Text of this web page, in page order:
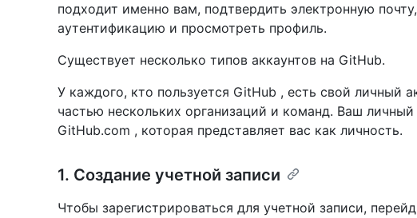
подходит именно вам, подтвердить электронную
аутентификацию и просмотреть профиль.
Существует несколько типов аккаунтов на GitHub.
У каждого, кто пользуется GitHub , есть свой личный
частью нескольких организаций и команд. Ваш
GitHub.com , которая представляет вас как личность.
1. Создание учетной записи
Чтобы зарегистрироваться для учетной записи,